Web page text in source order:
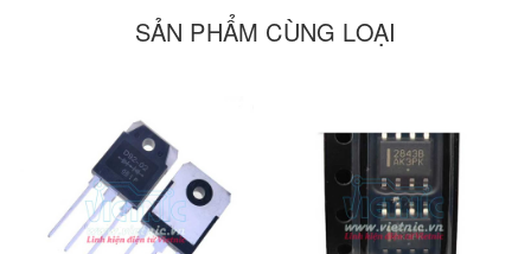
SẢN PHẨM CÙNG LOẠI